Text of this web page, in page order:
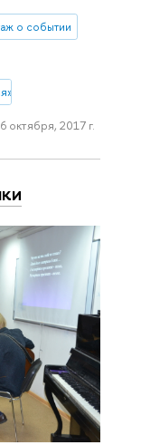
о событии
6 октября, 2017 г.